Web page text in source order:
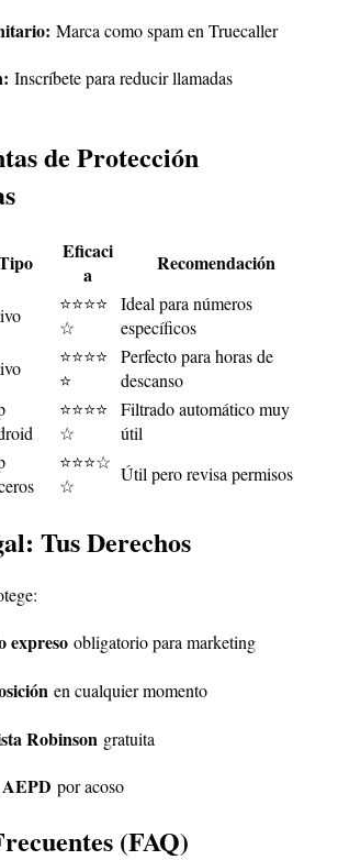
Marca como spam en Truecaller
Inscríbete para reducir llamadas
de Protección
Eficaci
a
Recomendación
⭐⭐⭐⭐
☆
Ideal para números
específicos
⭐⭐⭐⭐
⭐
Perfecto para horas de
descanso
⭐⭐⭐⭐
☆
Filtrado automático muy
útil
⭐⭐⭐☆
☆
Útil pero revisa permisos
Tus Derechos
expreso obligatorio para marketing
en cualquier momento
Robinson gratuita
por acoso
(FAQ)